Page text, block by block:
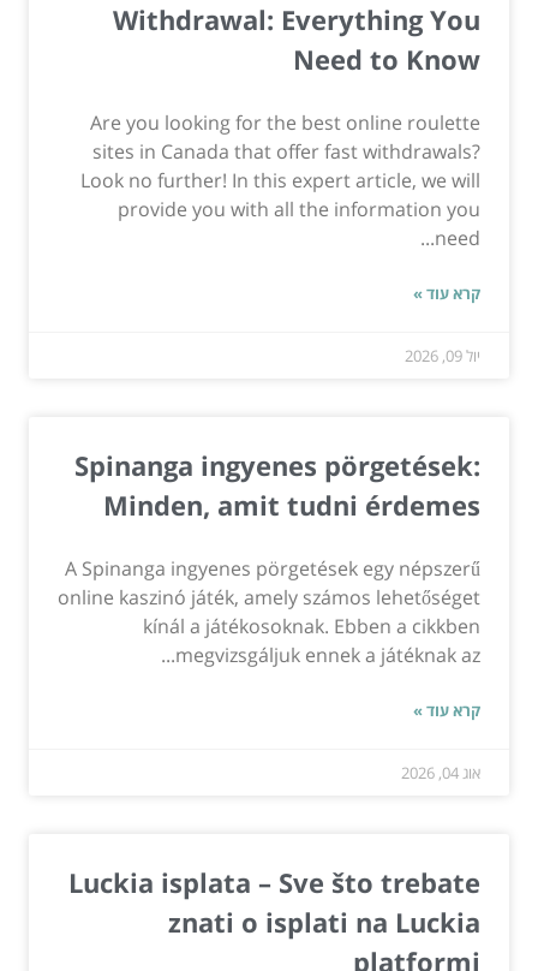
Withdrawal: Everything You
Need to Know
Are you looking for the best online roulette
sites in Canada that offer fast withdrawals?
Look no further! In this expert article, we will
provide you with all the information you
need...
קרא עוד »
יול 09, 2026
Spinanga ingyenes pörgetések:
Minden, amit tudni érdemes
A Spinanga ingyenes pörgetések egy népszerű
online kaszinó játék, amely számos lehetőséget
kínál a játékosoknak. Ebben a cikkben
megvizsgáljuk ennek a játéknak az...
קרא עוד »
אוג 04, 2026
Luckia isplata – Sve što trebate
znati o isplati na Luckia
platformi